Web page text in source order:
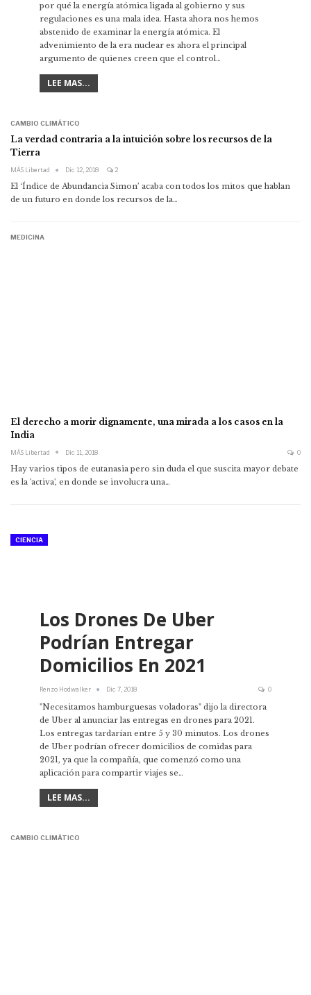
por qué la energía atómica ligada al gobierno y sus
regulaciones es una mala idea. Hasta ahora nos hemos
abstenido de examinar la energía atómica. El
advenimiento de la era nuclear es ahora el principal
argumento de quienes creen que el control…
LEE MAS...
CAMBIO CLIMÁTICO
La verdad contraria a la intuición sobre los recursos de la
Tierra
MÁS Libertad Dic 12, 2018 2
El ‘Índice de Abundancia Simon’ acaba con todos los mitos que hablan
de un futuro en donde los recursos de la…
MEDICINA
El derecho a morir dignamente, una mirada a los casos en la
India
MÁS Libertad Dic 11, 2018 0
Hay varios tipos de eutanasia pero sin duda el que suscita mayor debate
es la 'activa', en donde se involucra una…
CIENCIA
Los Drones De Uber
Podrían Entregar
Domicilios En 2021
Renzo Hodwalker Dic 7, 2018 0
"Necesitamos hamburguesas voladoras" dijo la directora
de Uber al anunciar las entregas en drones para 2021.
Los entregas tardarían entre 5 y 30 minutos. Los drones
de Uber podrían ofrecer domicilios de comidas para
2021, ya que la compañía, que comenzó como una
aplicación para compartir viajes se…
LEE MAS...
CAMBIO CLIMÁTICO